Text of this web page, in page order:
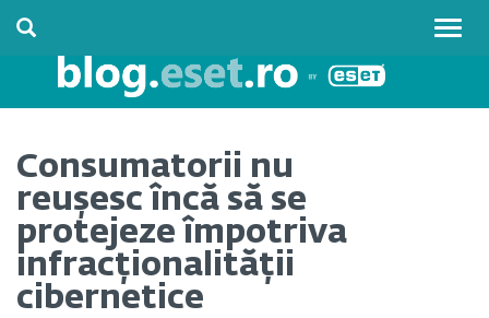
Consumatorii nu
reușesc încă să se
protejeze împotriva
infracționalității
cibernetice